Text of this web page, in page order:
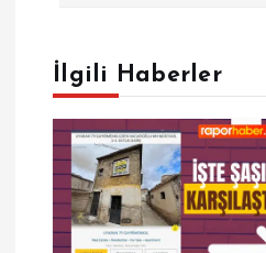
g
e
z
İlgili Haberler